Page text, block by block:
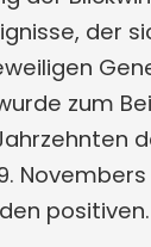
der
zum
positiven.